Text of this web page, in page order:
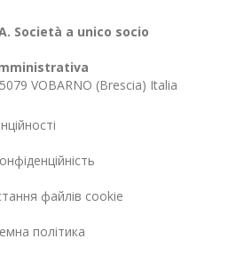
Società a unico socio
VOBARNO (Brescia) Italia
файлів cookie
політика